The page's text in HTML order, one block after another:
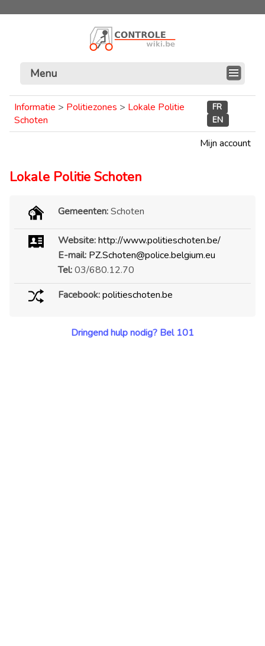
Menu
Informatie > Politiezones > Lokale Politie
Schoten
FR
EN
Mijn account
Lokale Politie Schoten
Gemeenten:Schoten
Website:http://www.politieschoten.be/
E-mail: PZ.Schoten@police.belgium.eu
Tel:03/680.12.70
Facebook: politieschoten.be
Dringend hulp nodig? Bel 101